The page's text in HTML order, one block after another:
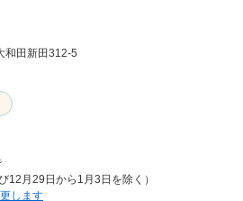
和田新田312-5
12月29日から1月3日を除く）
します